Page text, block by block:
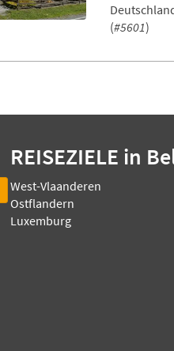
(#5601)
REISEZIELE in
West-Vlaanderen
Ostflandern
Luxemburg